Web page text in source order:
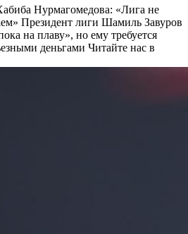
Нурмагомедова: «Лига не
Президент лиги Шамиль Завуров
на плаву», но ему требуется
деньгами Читайте нас в